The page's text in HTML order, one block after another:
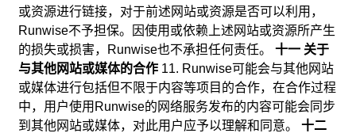
或资源进行链接，对于前述网站或资源是否可以利用，
Runwise不予担保。因使用或依赖上述网站或资源所产生
的损失或损害，Runwise也不承担任何责任。 十一 关于
与其他网站或媒体的合作 11. Runwise可能会与其他网站
或媒体进行包括但不限于内容等项目的合作，在合作过程
中，用户使用Runwise的网络服务发布的内容可能会同步
到其他网站或媒体，对此用户应予以理解和同意。 十二